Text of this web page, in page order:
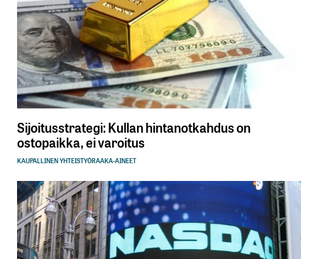
Sijoitusstrategi: Kullan hintanotkahdus on
ostopaikka, ei varoitus
KAUPALLINEN YHTEISTYÖRAAKA-AINEET